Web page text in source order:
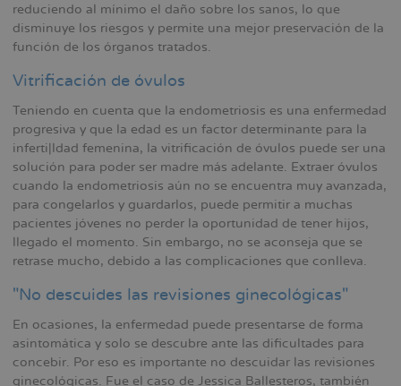
reduciendo al mínimo el daño sobre los sanos, lo que
disminuye los riesgos y permite una mejor preservación de la
función de los órganos tratados.
Vitrificación de óvulos
Teniendo en cuenta que la endometriosis es una enfermedad
progresiva y que la edad es un factor determinante para la
inferti|ldad femenina, la vitrificación de óvulos puede ser una
solución para poder ser madre más adelante. Extraer óvulos
cuando la endometriosis aún no se encuentra muy avanzada,
para congelarlos y guardarlos, puede permitir a muchas
pacientes jóvenes no perder la oportunidad de tener hijos,
llegado el momento. Sin embargo, no se aconseja que se
retrase mucho, debido a las complicaciones que conlleva.
"No descuides las revisiones ginecológicas"
En ocasiones, la enfermedad puede presentarse de forma
asintomática y solo se descubre ante las dificultades para
concebir. Por eso es importante no descuidar las revisiones
ginecológicas. Fue el caso de Jessica Ballesteros, también